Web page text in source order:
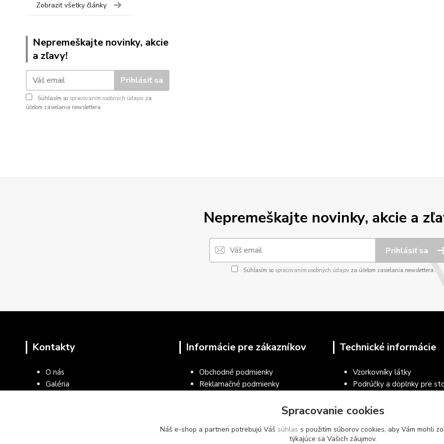
Zobraziť všetky články
Nepremeškajte novinky, akcie
a zľavy!
Prihlásiť sa
Súhlasím so spracovaním osobných údajov za
účelom zasielania newslettera.
Nepremeškajte novinky, akcie a
Prihlásiť sa
Súhlasím so spracovaním osobných údajovza účelom zasielania newslettera.
Kontakty
O nás
Galéria
Informácie pre zákazníkov
Obchodné podmienky
Reklamačné podmienky
Všeobecné podmienky používania
Vrátenie tovaru
Technické informácie
Vzorkovníky látky
Podrúčky a doplnky pre
Vzorkovníky RAL
Spracovanie cookies
Náš e-shop a partneri potrebujú Váš súhlas s použitím súborov cookies, aby Vám mohli
týkajúce sa Vašich záujmov.